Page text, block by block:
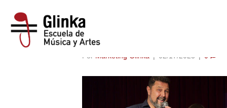
GALA PREMIOS
Por Marketing Glinka | 02/17/2023 | 0